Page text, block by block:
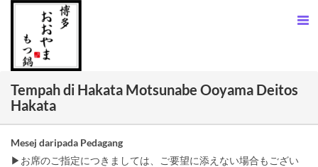
Tempah di Hakata Motsunabe Ooyama Deitos
Hakata
Mesej daripada Pedagang
▶お席のご指定につきましては、ご要望に添えない場合もござい